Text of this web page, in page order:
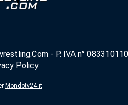
- P. IVA n°
Policy
Mondotv24.it